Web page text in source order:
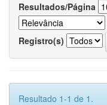
Resultados/Página
Registro(s)
Resultado 1-1 de 1.